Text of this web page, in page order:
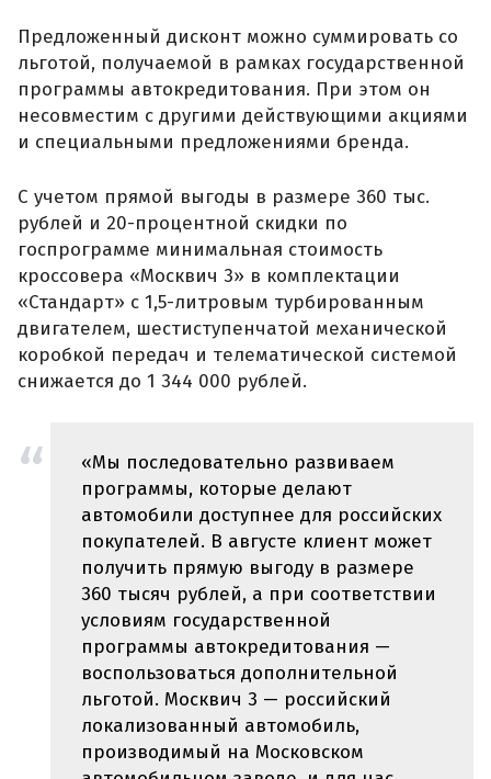
Предложенный дисконт можно суммировать со
льготой, получаемой в рамках государственной
программы автокредитования. При этом он
несовместим с другими действующими акциями
и специальными предложениями бренда.
С учетом прямой выгоды в размере 360 тыс.
рублей и 20-процентной скидки по
госпрограмме минимальная стоимость
кроссовера «Москвич 3» в комплектации
«Стандарт» с 1,5-литровым турбированным
двигателем, шестиступенчатой механической
коробкой передач и телематической системой
снижается до 1 344 000 рублей.
«Мы последовательно развиваем
программы, которые делают
автомобили доступнее для российских
покупателей. В августе клиент может
получить прямую выгоду в размере
360 тысяч рублей, а при соответствии
условиям государственной
программы автокредитования —
воспользоваться дополнительной
льготой. Москвич 3 — российский
локализованный автомобиль,
производимый на Московском